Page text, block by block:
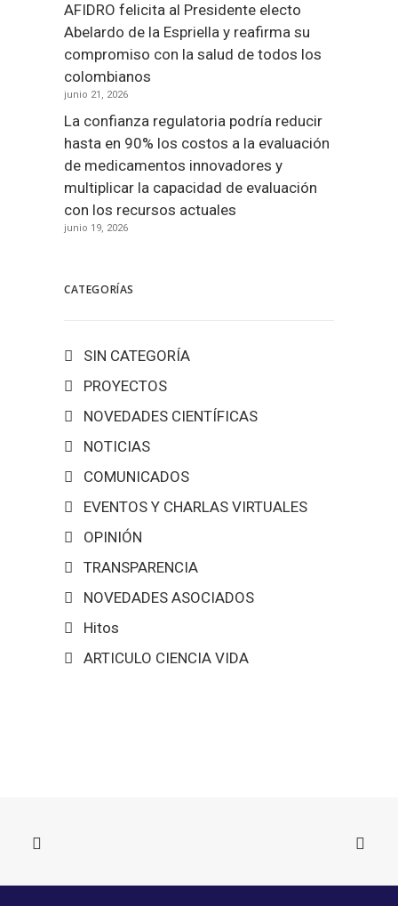
AFIDRO felicita al Presidente electo
Abelardo de la Espriella y reafirma su
compromiso con la salud de todos los
colombianos
junio 21, 2026
La confianza regulatoria podría reducir
hasta en 90% los costos a la evaluación
de medicamentos innovadores y
multiplicar la capacidad de evaluación
con los recursos actuales
junio 19, 2026
CATEGORÍAS
SIN CATEGORÍA
PROYECTOS
NOVEDADES CIENTÍFICAS
NOTICIAS
COMUNICADOS
EVENTOS Y CHARLAS VIRTUALES
OPINIÓN
TRANSPARENCIA
NOVEDADES ASOCIADOS
Hitos
ARTICULO CIENCIA VIDA